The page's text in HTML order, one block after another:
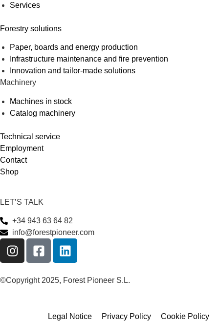
Services
Forestry solutions
Paper, boards and energy production
Infrastructure maintenance and fire prevention
Innovation and tailor-made solutions
Machinery
Machines in stock
Catalog machinery
Technical service
Employment
Contact
Shop
LET’S TALK
+34 943 63 64 82
info@forestpioneer.com
©Copyright 2025, Forest Pioneer S.L.
Legal Notice Privacy Policy Cookie Policy